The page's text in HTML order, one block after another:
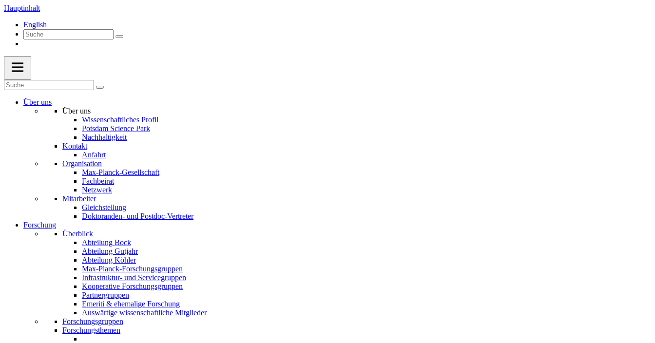
Hauptinhalt
English
Über uns
Über uns
Wissenschaftliches Profil
Potsdam Science Park
Nachhaltigkeit
Kontakt
Anfahrt
Organisation
Max-Planck-Gesellschaft
Fachbeirat
Netzwerk
Mitarbeiter
Gleichstellung
Doktoranden- und Postdoc-Vertreter
Forschung
Überblick
Abteilung Bock
Abteilung Gutjahr
Abteilung Köhler
Max-Planck-Forschungsgruppen
Infrastruktur- und Servicegruppen
Kooperative Forschungsgruppen
Partnergruppen
Emeriti & ehemalige Forschung
Auswärtige wissenschaftliche Mitglieder
Forschungsgruppen
Forschungsthemen